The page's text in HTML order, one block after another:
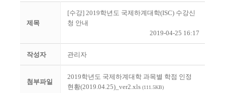
제목
[수강] 2019학년도 국제하계대학(ISC) 수강신
청 안내
2019-04-25 16:17
작성자 관리자
첨부파일
2019학년도 국제하계대학 과목별 학점 인정
현황(2019.04.25)_ver2.xls (111.5KB)